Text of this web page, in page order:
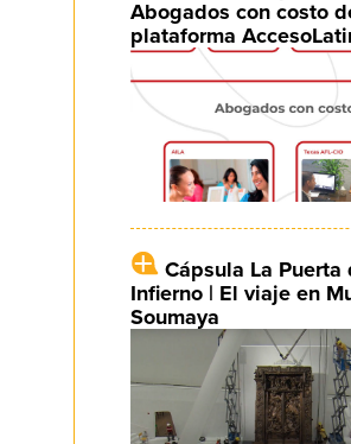
Abogados con costo
plataforma
Cápsula La Puerta
Infierno | El viaje en
Soumaya